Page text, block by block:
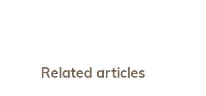
Related articles